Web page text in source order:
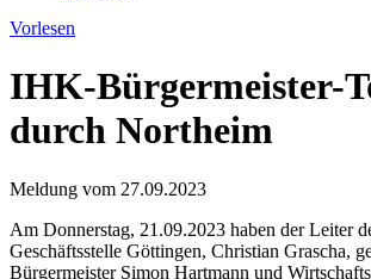
Vorlesen
IHK-Bürgermeister-
durch Northeim
Meldung vom 27.09.2023
Am Donnerstag, 21.09.2023 haben der Leiter
Geschäftsstelle Göttingen, Christian Grascha,
Bürgermeister Simon Hartmann und